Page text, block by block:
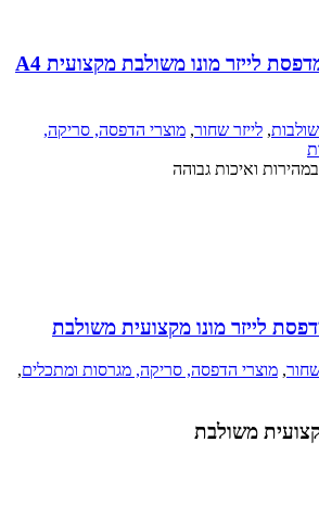
MFC-L5710DW מדפסת לייזר מונו משולבת מקצועית A4
, לייזר שחור, מוצרי הדפסה, סריקה,
ואיכות גבוהה
שחור, מוצרי הדפסה, סריקה, מגרסות ומתכלים,
משולבת